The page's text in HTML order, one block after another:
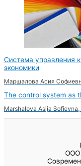
Система управления
экономики
Маршалова Асия
The control system as
Marshalova Asija
ООО